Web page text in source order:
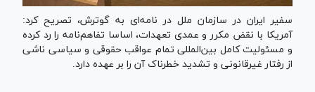
سفیر ایران در سازمان ملل در نامه‌ای به گوترش، تصریح کرد:
آمریکا با نقض مکرر و عمدی تعهدات، اساسا تفاهم‌نامه را رد کرده
و مسئولیت کامل بین‌المللی تمام عواقب حقوقی و سیاسی ناشی
از رفتار غیرقانونی و تشدید خطرناک آن را بر عهده دارد.